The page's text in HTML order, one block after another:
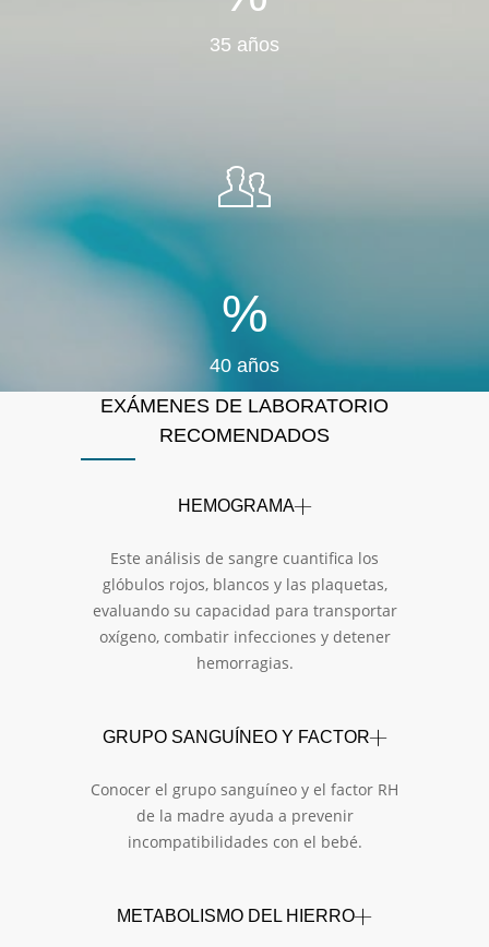
35 años
%
40 años
EXÁMENES DE LABORATORIO
RECOMENDADOS
HEMOGRAMA
Este análisis de sangre cuantifica los
glóbulos rojos, blancos y las plaquetas,
evaluando su capacidad para transportar
oxígeno, combatir infecciones y detener
hemorragias.
GRUPO SANGUÍNEO Y FACTOR
Conocer el grupo sanguíneo y el factor RH
de la madre ayuda a prevenir
incompatibilidades con el bebé.
METABOLISMO DEL HIERRO